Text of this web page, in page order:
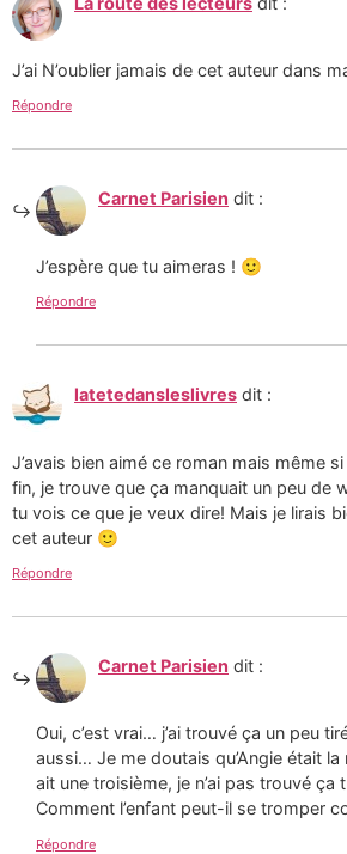
J’ai N’oublier jamais de cet auteur dans
Répondre
Carnet Parisien dit :
J’espère que tu aimeras ! 🙂
Répondre
latetedansleslivres dit :
J’avais bien aimé ce roman mais même si
fin, je trouve que ça manquait un peu de
tu vois ce que je veux dire! Mais je lirais
cet auteur 🙂
Répondre
Carnet Parisien dit :
Oui, c’est vrai… j’ai trouvé ça un peu
aussi… Je me doutais qu’Angie était la
ait une troisième, je n’ai pas trouvé ça
Comment l’enfant peut-il se tromper
Répondre